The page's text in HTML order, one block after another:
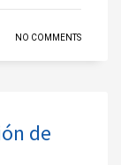
NO COMMENTS
de